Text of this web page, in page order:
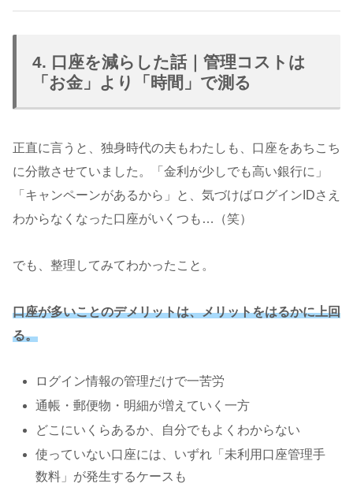
4. 口座を減らした話｜管理コストは
「お金」より「時間」で測る
正直に言うと、独身時代の夫もわたしも、口座をあちこち
に分散させていました。「金利が少しでも高い銀行に」
「キャンペーンがあるから」と、気づけばログインIDさえ
わからなくなった口座がいくつも…（笑）
でも、整理してみてわかったこと。
口座が多いことのデメリットは、メリットをはるかに上回
る。
ログイン情報の管理だけで一苦労
通帳・郵便物・明細が増えていく一方
どこにいくらあるか、自分でもよくわからない
使っていない口座には、いずれ「未利用口座管理手
数料」が発生するケースも